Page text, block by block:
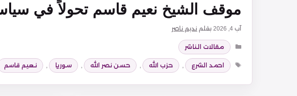
موقف الشيخ نعيم قاسم تحولاً في
آب 4, 2026 بقلم نديم ناصر
التصنيفات
مقالات الناشر
الوسوم
احمد الشرع , حزب الله , حسن نصر الله , سوريا , نعيم قاسم